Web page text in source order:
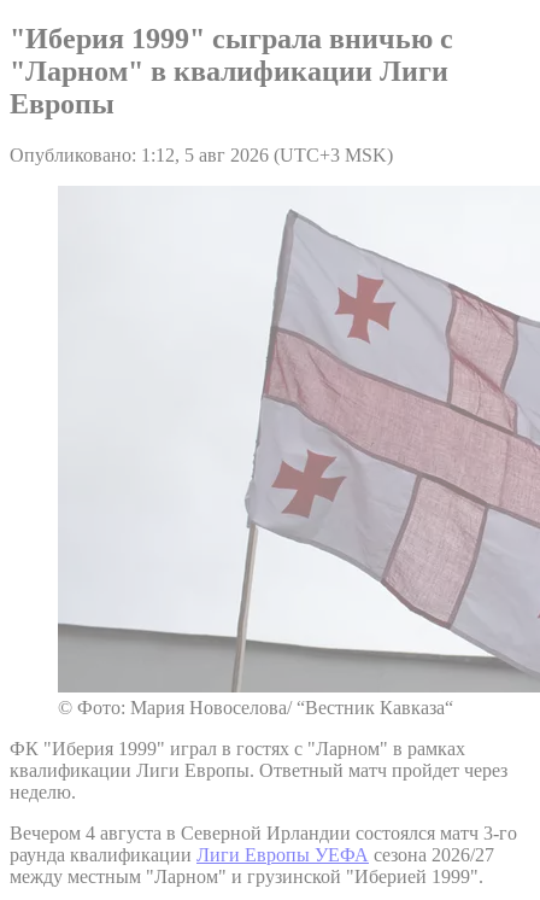
"Иберия 1999" сыграла вничью с
"Ларном" в квалификации Лиги
Европы
Опубликовано: 1:12, 5 авг 2026 (UTC+3 MSK)
© Фото: Мария Новоселова/ “Вестник Кавказа“
ФК "Иберия 1999" играл в гостях с "Ларном" в рамках
квалификации Лиги Европы. Ответный матч пройдет через
неделю.
Вечером 4 августа в Северной Ирландии состоялся матч 3-го
раунда квалификации Лиги Европы УЕФА сезона 2026/27
между местным "Ларном" и грузинской "Иберией 1999".